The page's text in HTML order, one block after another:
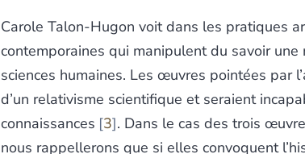
Carole Talon-Hugon voit dans les pratiques
contemporaines qui manipulent du savoir une
sciences humaines. Les œuvres pointées par
d’un relativisme scientifique et seraient
connaissances 3 . Dans le cas des trois
nous rappellerons que si elles convoquent